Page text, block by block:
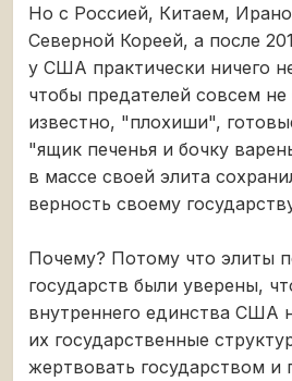
Но с Россией, Китаем,
Северной Кореей, а после
у США практически ничего
чтобы предателей совсем
известно, "плохиши",
"ящик печенья и бочку
в массе своей элита
верность своему
Почему? Потому что элиты
государств были уверены,
внутреннего единства США
их государственные
жертвовать государством и